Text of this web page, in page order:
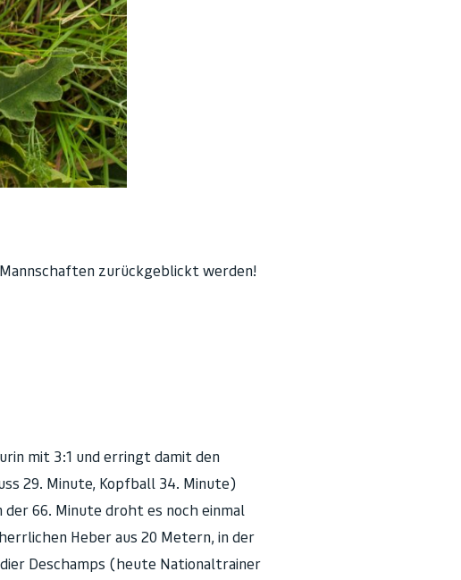
zurückgeblickt werden!
mit 3:1 und erringt damit den
29. Minute, Kopfball 34. Minute)
66. Minute droht es noch einmal
Heber aus 20 Metern, in der
Deschamps (heute Nationaltrainer